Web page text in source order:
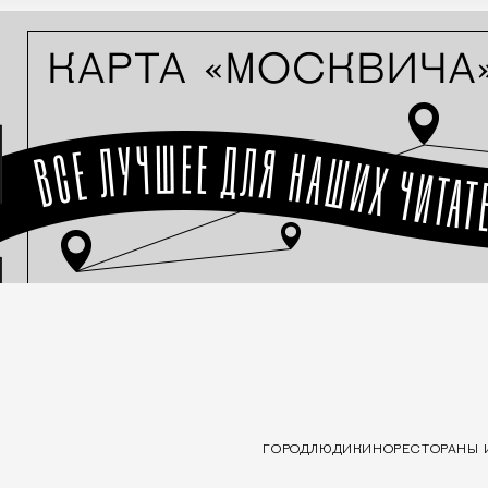
ГОРОДЛЮДИ КИНОРЕСТОРАНЫ